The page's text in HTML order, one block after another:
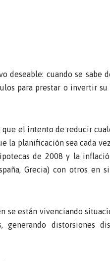
cuando se sabe
para prestar o invertir
que el intento de reducir
la planificación sea cada
de 2008 y la
Grecia) con otros en
se están vivenciando
distorsiones